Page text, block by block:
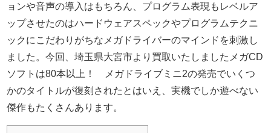
ョンや音声の導入はもちろん、プログラム表現もレベルア
ップさせたのはハードウェアスペックやプログラムテクニ
ックにこだわりがちなメガドライバーのマインドを刺激し
ました。今回、埼玉県大宮市より買取いたしましたメガCD
ソフトは80本以上！ メガドライブミニ2の発売でいくつ
かのタイトルが復刻されたとはいえ、実機でしか遊べない
傑作もたくさんあります。